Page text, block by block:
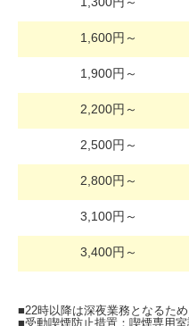
1,600円～
1,900円～
2,200円～
2,500円～
2,800円～
3,100円～
3,400円～